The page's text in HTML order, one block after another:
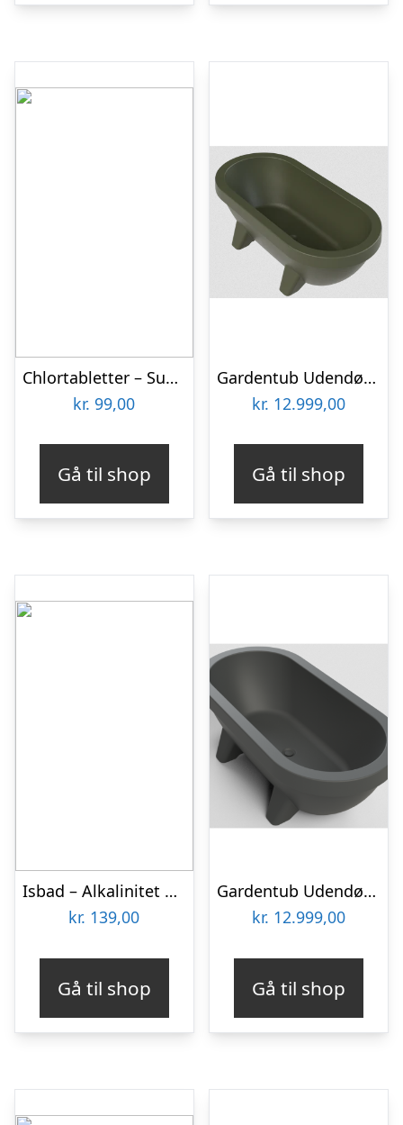
Chlortabletter – SunWac 3 (32 stk)
kr. 99,00
Gå til shop
Gardentub Udendørs badekar i polyethylene 194 x 94 cm – Armygrøn
kr. 12.999,00
Gå til shop
Isbad – Alkalinitet Up
kr. 139,00
Gå til shop
Gardentub Udendørs badekar i polyethylene 194 x 94 cm – Antracit
kr. 12.999,00
Gå til shop